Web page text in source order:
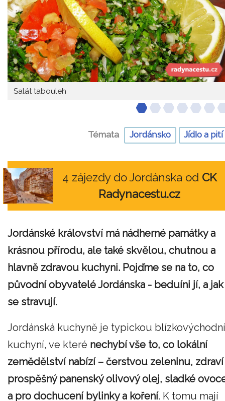
Salát tabouleh
Témata Jordánsko Jídlo a pití
4 zájezdy do Jordánska od CK
Radynacestu.cz
Jordánské království má nádherné památky a
krásnou přírodu, ale také skvělou, chutnou a
hlavně zdravou kuchyni. Pojďme se na to, co
původní obyvatelé Jordánska - beduíni jí, a jak
se stravují.
Jordánská kuchyně je typickou blízkovýchodní
kuchyní, ve které nechybí vše to, co lokální
zemědělství nabízí – čerstvou zeleninu, zdraví
prospěšný panenský olivový olej, sladké
a pro dochucení bylinky a koření. K tomu mají